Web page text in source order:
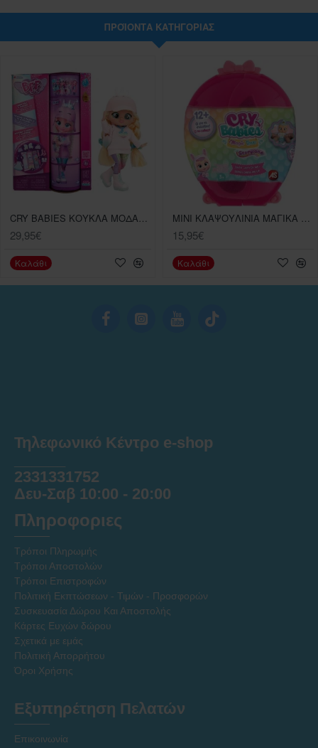
ΠΡΟΪΌΝΤΑ ΚΑΤΗΓΟΡΊΑΣ
CRY BABIES ΚΟΥΚΛΑ ΜΟΔΑΣ BBF ΣΕΙΡΑ 1 ΔΙΑΦΟΡΑ ΣΧΕΔΙΑ
29,95€
Καλάθι
MINI ΚΛΑΨΟΥΛΙΝΙΑ ΜΑΓΙΚΑ ΔΑΚΡΥΑΣΕΙΡΑ ΝΤΥΣΕ ΜΕ
15,95€
Καλάθι
Τηλεφωνικό Κέντρο e-shop
2331331752
Δευ-Σαβ 10:00 - 20:00
Πληροφοριες
Τρόποι Πληρωμής
Τρόποι Αποστολών
Τρόποι Επιστροφών
Πολιτική Εκπτώσεων - Τιμών - Προσφορών
Συσκευασία Δώρου Και Αποστολής
Κάρτες Ευχών δώρου
Σχετικά με εμάς
Πολιτική Απορρήτου
Όροι Χρήσης
Εξυπηρέτηση Πελατών
Επικοινωνία